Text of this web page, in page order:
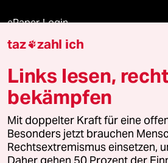
ePaper Login
Downloads für Abonnierende
© 2026 taz Verlags und Vertriebs
Alle Rechte vorbehalten. Bei rechtlichen
wenden Sie sich bitte an lizenzen@taz.de
taz zahl ich
Links lesen,
bekämpfen
Mit doppelter Kraft für eine
Besonders jetzt brauchen
Rechtsextremismus einsetzen,